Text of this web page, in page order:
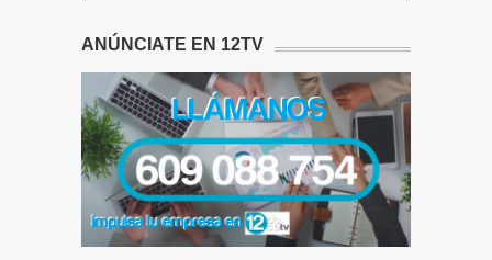
ANÚNCIATE EN 12TV